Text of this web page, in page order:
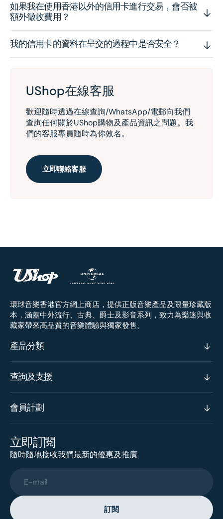
如果我在使用香港以外的信用卡進行交易，會否被
額外徵收費用？
我的信用卡的資料在呈交的過程中是否安全？
UShop在線客服
歡迎隨時透過在線查詢/WhatsApp/電郵向我們
查詢任何關於UShop購物及產品資訊之問題。我
們的客服專員隨時為你效名。
立即聯絡客服
環球音樂香港官方網上商店，提供正版音樂產品及限量珍藏版
本，涵蓋中外流行、古典、爵士及影音系列，致力為樂迷與收
藏家帶來高品質的音樂體驗與獨家發售。
產品分類
查詢及支援
會員計劃
立即訂閱
隨時隨地接收我們最新的優惠及推廣
E-mail
訂閱